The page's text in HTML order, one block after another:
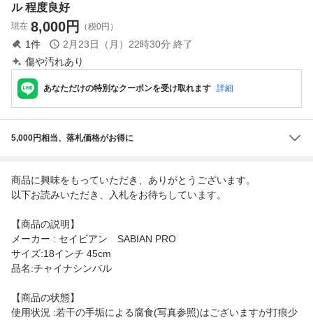
ル 程度良好
現在 8,000円 （税0円）
1件 2月23日（月）22時30分 終了
傷や汚れあり
あなただけの特別なクーポンを受け取れます 詳細
5,000円相当、落札価格がお得に
商品に興味をもっていただき、ありがとうございます。
以下お読みいただき、入札をお待ちしています。
【商品の説明】
メーカー : セイビアン SABIAN PRO
サイズ:18インチ 45cm
品名:チャイナシンバル
【商品の状態】
使用状況 :若干の手垢による腐食(写真参照)はございますが打痕少